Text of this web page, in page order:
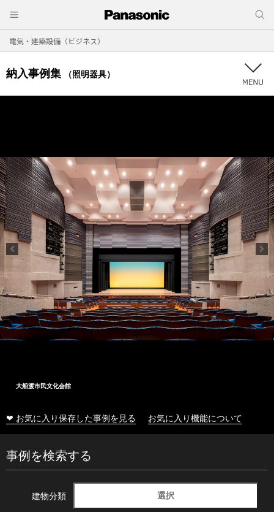
電気・建築設備（ビジネス）
納入事例集 （照明器具）
大船渡市民文化会館
❤ お気に入り保存した事例を見る お気に入り機能について
事例を検索する
建物分類 選択